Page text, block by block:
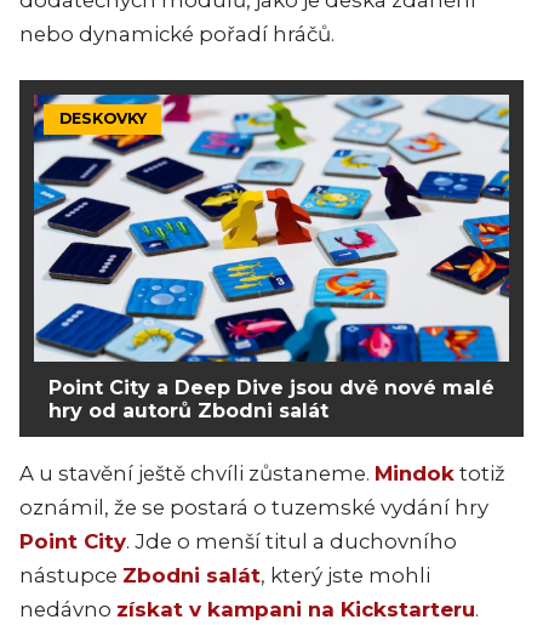
nebo dynamické pořadí hráčů.
DESKOVKY
Point City a Deep Dive jsou dvě nové malé
hry od autorů Zbodni salát
A u stavění ještě chvíli zůstaneme. Mindok totiž
oznámil, že se postará o tuzemské vydání hry
Point City. Jde o menší titul a duchovního
nástupce Zbodni salát, který jste mohli
nedávno získat v kampani na Kickstarteru.